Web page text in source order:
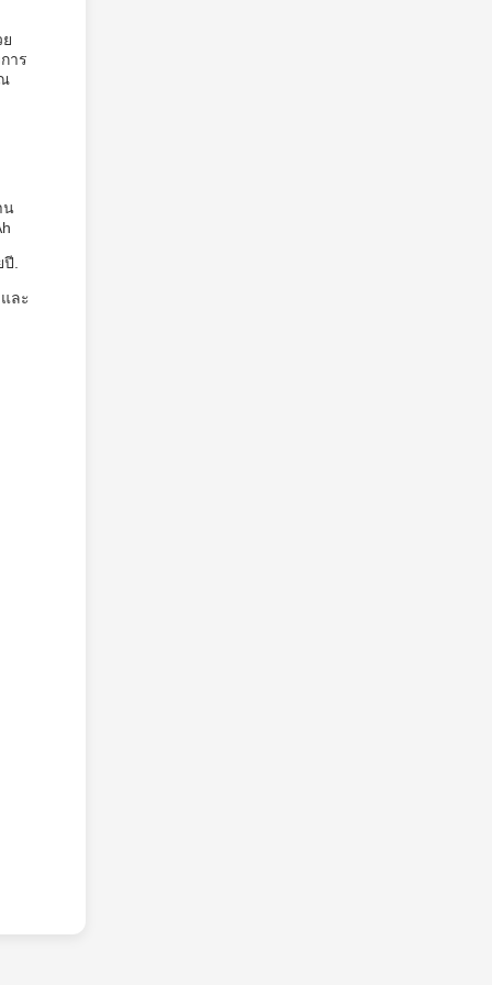
าร
น
.
ละ